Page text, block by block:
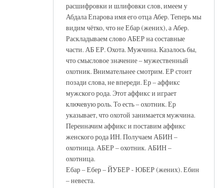
расшифровки и шлифовки слов, имеем у
Абдала Епарова имя его отца Абер. Теперь мы
видим чётко, что не Ебар (жених), а Абер.
Раскладываем слово АБЕР на составные
части. АБ ЕР. Охота. Мужчина. Казалось бы,
что смысловое значение – мужественный
охотник. Внимательнее смотрим. ЕР стоит
позади слова, не впереди. Ер – аффикс
мужского рода. Этот аффикс и играет
ключевую роль. То есть – охотник. Ер
указывает, что охотой занимается мужчина.
Переиначим аффикс и поставим аффикс
женского рода ИН. Получаем АБИН –
охотница. АБЕР – охотник. АБИН –
охотница.
Ебар – Ебер – ЙУБЕР - ЮБЕР (жених). Ебин
– невеста.